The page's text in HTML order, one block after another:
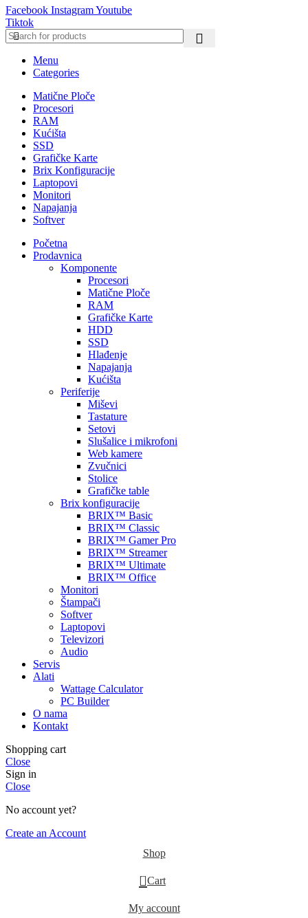
Facebook InstagramYoutube
Tiktok
Menu
Categories
Matične Ploče
Procesori
RAM
Kućišta
SSD
Grafičke Karte
Brix Konfiguracije
Laptopovi
Monitori
Napajanja
Softver
Početna
Prodavnica
Komponente
Procesori
Matične Ploče
RAM
Grafičke Karte
HDD
SSD
Hlađenje
Napajanja
Kućišta
Periferije
Miševi
Tastature
Setovi
Slušalice i mikrofoni
Web kamere
Zvučnici
Stolice
Grafičke table
Brix konfiguracije
BRIX™ Basic
BRIX™ Classic
BRIX™ Gamer Pro
BRIX™ Streamer
BRIX™ Ultimate
BRIX™ Office
Monitori
Štampači
Softver
Laptopovi
Televizori
Audio
Servis
Alati
Wattage Calculator
PC Builder
O nama
Kontakt
Shopping cart
Close
Sign in
Close
No account yet?
Create an Account
Shop
0 Cart
My account